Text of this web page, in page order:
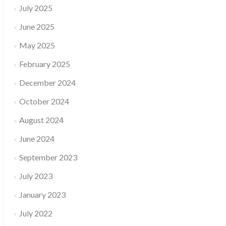
July 2025
June 2025
May 2025
February 2025
December 2024
October 2024
August 2024
June 2024
September 2023
July 2023
January 2023
July 2022